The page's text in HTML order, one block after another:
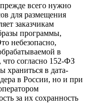
всего нужно
для размещения
заказчикам
программы,
небезопасно,
в
согласно 152-ФЗ
храниться в дата-
в России, но и при
за их сохранность